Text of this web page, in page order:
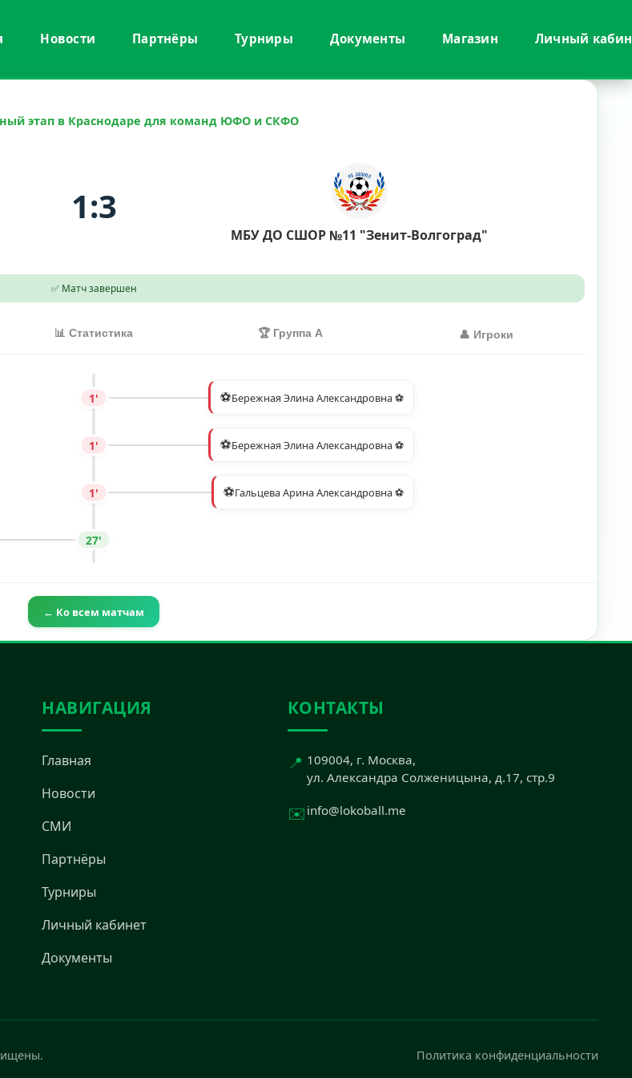
Новости Партнёры Турниры Документы Магазин Личный
этап в Краснодаре для команд ЮФО и СКФО
1:3
МБУ ДО СШОР №11 "Зенит-Волгоград"
✅ Матч завершен
📊 Статистика 🏆 Группа A 👤 Игроки
⚽Бережная Элина Александровна ⚽
1'
⚽Бережная Элина Александровна ⚽
1'
⚽Гальцева Арина Александровна ⚽
1'
27'
← Ко всем матчам
НАВИГАЦИЯ
Главная
Новости
СМИ
Партнёры
Турниры
Личный кабинет
Документы
КОНТАКТЫ
📍 109004, г. Москва,
ул. Александра Солженицына, д.17, стр.9
✉️ info@lokoball.me
Политика конфиденциальности